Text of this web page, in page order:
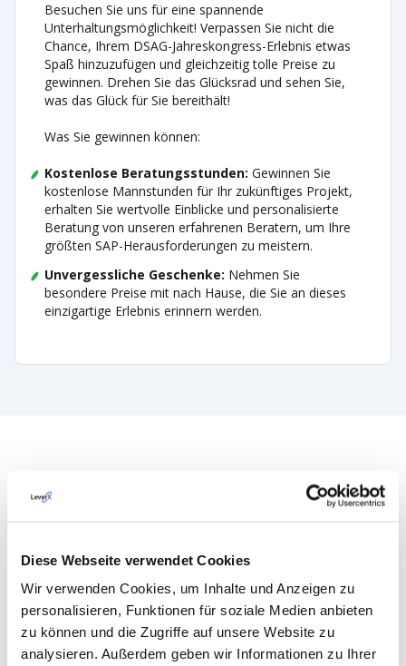
Diese Webseite verwendet Cookies
Wir verwenden Cookies, um Inhalte und Anzeigen zu
personalisieren, Funktionen für soziale Medien anbieten
zu können und die Zugriffe auf unsere Website zu
analysieren. Außerdem geben wir Informationen zu Ihrer
Besuchen Sie uns für eine spannende
Unterhaltungsmöglichkeit! Verpassen Sie nicht die
Chance, Ihrem DSAG-Jahreskongress-Erlebnis etwas
Spaß hinzuzufügen und gleichzeitig tolle Preise zu
gewinnen. Drehen Sie das Glücksrad und sehen Sie,
was das Glück für Sie bereithält!
Was Sie gewinnen können:
Kostenlose Beratungsstunden: Gewinnen Sie
kostenlose Mannstunden für Ihr zukünftiges Projekt,
erhalten Sie wertvolle Einblicke und personalisierte
Beratung von unseren erfahrenen Beratern, um Ihre
größten SAP-Herausforderungen zu meistern.
Unvergessliche Geschenke: Nehmen Sie
besondere Preise mit nach Hause, die Sie an dieses
einzigartige Erlebnis erinnern werden.
Vereinbaren Sie jetzt einen Termin mit
unserem Experten!
BERATUNGSPRODUKTE BEI DER
UNTERNEHMENSBERATUNG LEVERX
THOMAS BURZA